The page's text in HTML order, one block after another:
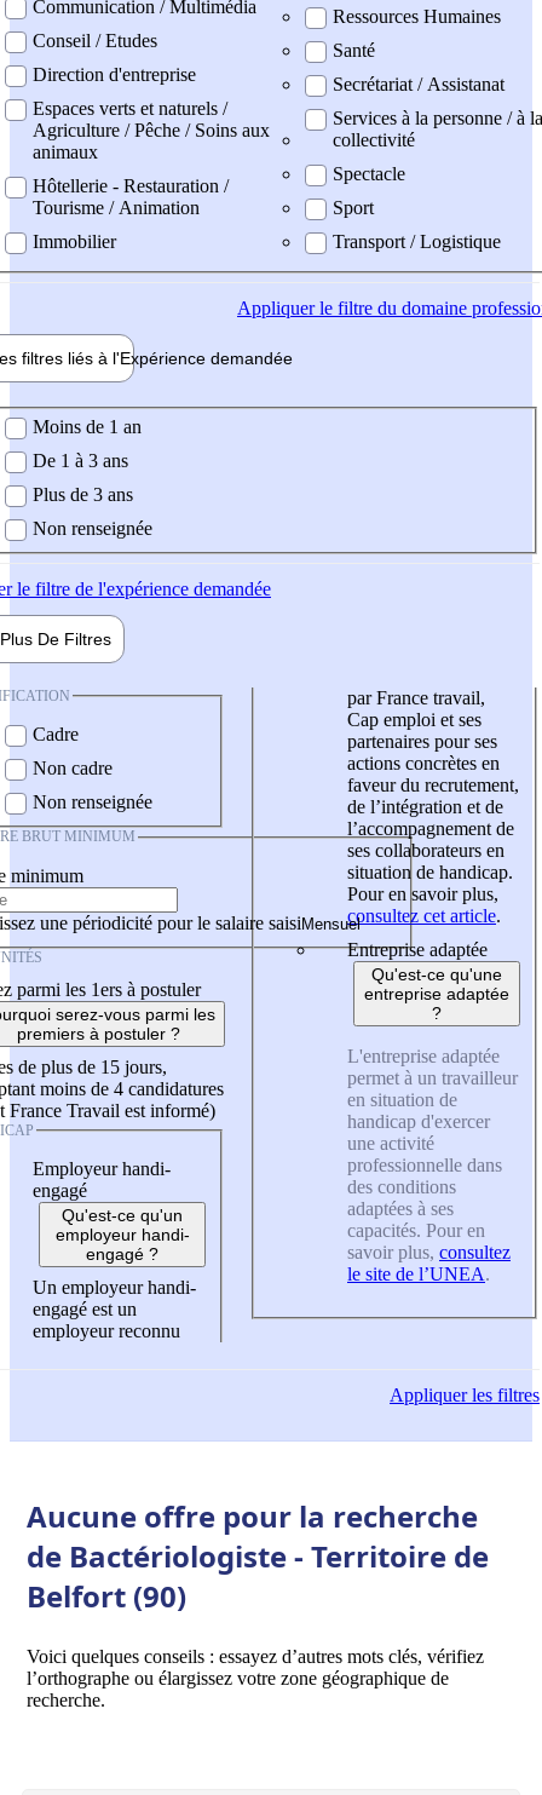
Communication / Multimédia
Conseil / Etudes
Direction d'entreprise
Espaces verts et naturels /
Agriculture / Pêche / Soins aux
animaux
Hôtellerie - Restauration /
Tourisme / Animation
Immobilier
Ressources Humaines
Santé
Secrétariat / Assistanat
Services à la personne / à la
collectivité
Spectacle
Sport
Transport / Logistique
Appliquerle filtre du domaine
filtres liés à l'Expérience demandée
demandée
Moins de 1 an
De 1 à 3 ans
Plus de 3 ans
Non renseignée
le filtre de l'expérience demandée
Plus De Filtres
Cadre
Non cadre
Non renseignée
BRUT MINIMUM
minimum
une périodicité pour le salaire saisi
parmi les 1ers à postuler
serez-vous parmi les
premiers à postuler ?
de plus de 15 jours,
moins de 4 candidatures
France Travail est informé)
Employeur handi-
engagé
Qu'est-ce qu'un
employeur handi-
engagé ?
Un employeur handi-
engagé est un
employeur reconnu
par France travail,
Cap emploi et ses
partenaires pour ses
actions concrètes en
faveur du recrutement,
de l’intégration et de
l’accompagnement de
ses collaborateurs en
situation de handicap.
Pour en savoir plus,
consultez cet article.
Entreprise adaptée
Qu'est-ce qu'une
entreprise adaptée
?
L'entreprise adaptée
permet à un travailleur
en situation de
handicap d'exercer
une activité
professionnelle dans
des conditions
adaptées à ses
capacités. Pour en
savoir plus, consultez
le site de l’UNEA.
Appliquerles filtres
Aucune offre pour la recherche
de Bactériologiste - Territoire de
Belfort (90)
Voici quelques conseils : essayez d’autres mots clés, vérifiez
l’orthographe ou élargissez votre zone géographique de
recherche.